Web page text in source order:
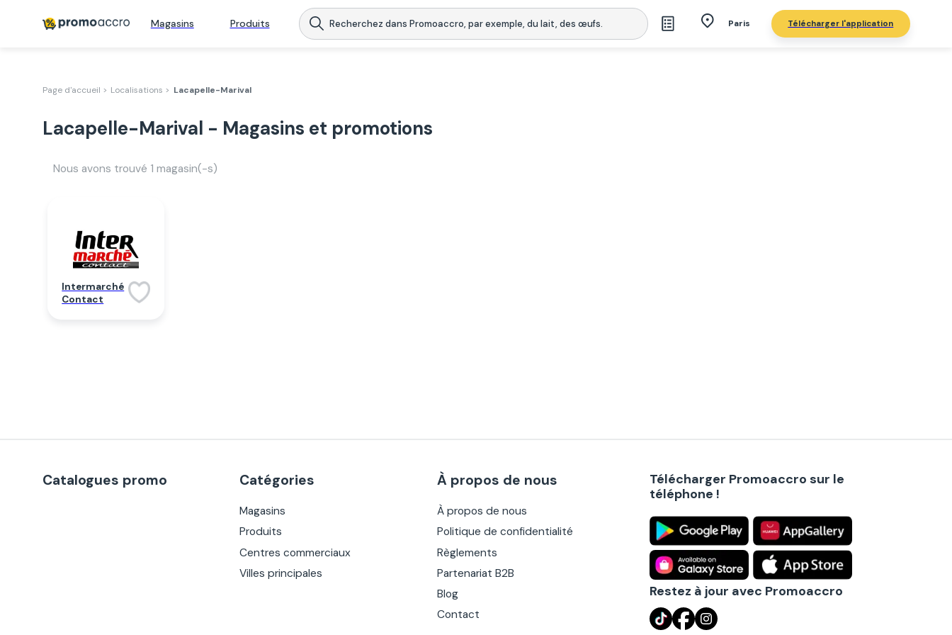
Magasins Produits Paris Télécharger l'application
Page d'accueil > Localisations > Lacapelle-Marival
Lacapelle-Marival - Magasins et promotions
Nous avons trouvé 1 magasin(-s)
Intermarché
Contact
Catalogues promo Catégories
Magasins
Produits
Centres commerciaux
Villes principales
À propos de nous
À propos de nous
Politique de confidentialité
Règlements
Partenariat B2B
Blog
Contact
Télécharger Promoaccro sur le
téléphone !
Restez à jour avec Promoaccro